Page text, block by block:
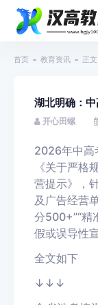
首页 教育资讯 正文
湖北明确：
开心田螺
2026年中高
《关于严格
营提示》
，
及广告经营
分500+”“精
假或误导性
全文如下
↓↓↓